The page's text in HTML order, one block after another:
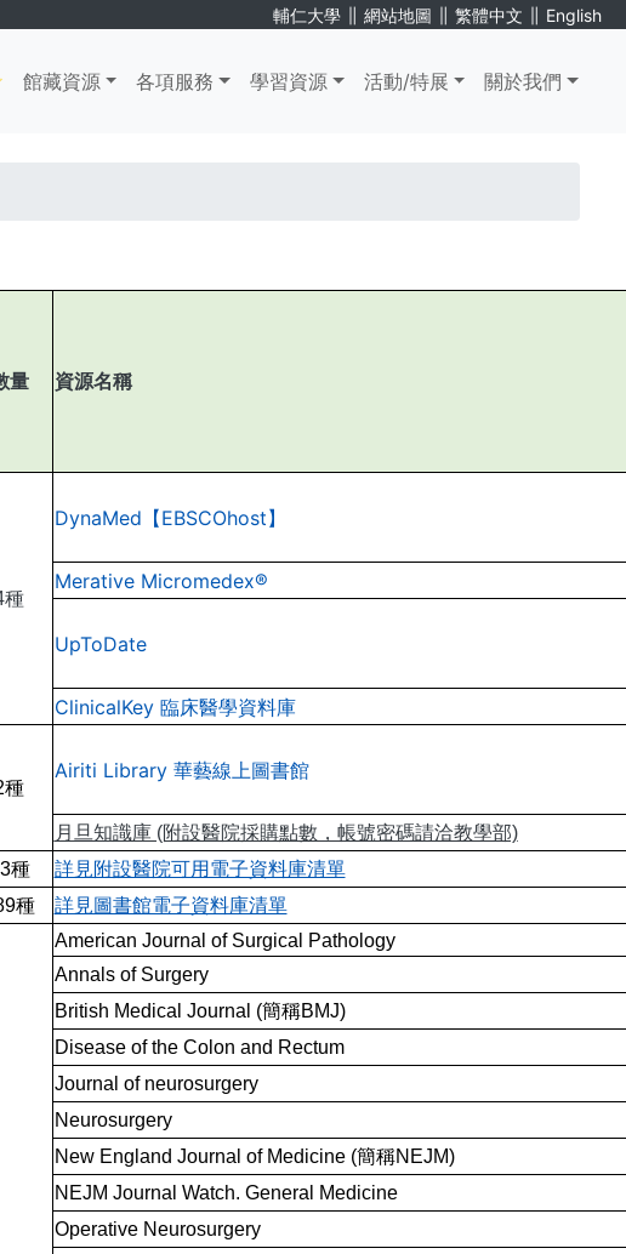
輔仁大學 ∥ 網站地圖 ∥ 繁體中文 ∥ English
館藏資源 各項服務 學習資源 活動/特展 關於我們
量 資源名稱
種
DynaMed【EBSCOhost】
Merative Micromedex®
UpToDate
ClinicalKey 臨床醫學資料庫
種
Airiti Library 華藝線上圖書館
月旦知識庫 (附設醫院採購點數，帳號密碼請洽教學部)
種
詳見附設醫院可用電子資料庫清單
種 詳見圖書館電子資料庫清單
American Journal of Surgical Pathology
Annals of Surgery
British Medical Journal (簡稱BMJ)
Disease of the Colon and Rectum
Journal of neurosurgery
Neurosurgery
New England Journal of Medicine (簡稱NEJM)
NEJM Journal Watch. General Medicine
Operative Neurosurgery